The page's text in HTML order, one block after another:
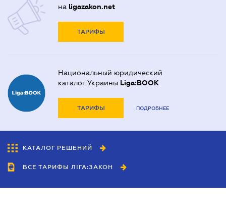
на ligazakon.net
ТАРИФЫ
Национальный юридический
каталог Украины Liga:BOOK
ТАРИФЫ ПОДРОБНЕЕ
КАТАЛОГ РЕШЕНИЙ
ВСЕ ТАРИФЫ ЛІГА:ЗАКОН